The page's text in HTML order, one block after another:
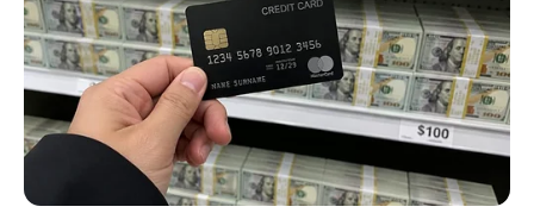
To Steamy To Stream? Not For The Bridgertons! 9
Must-See Scenes
BRAINBERRIES